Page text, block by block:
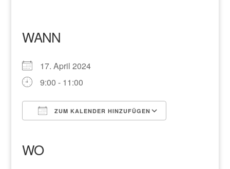
WANN
17. April 2024
9:00 - 11:00
ZUM KALENDER HINZUFÜGEN
WO